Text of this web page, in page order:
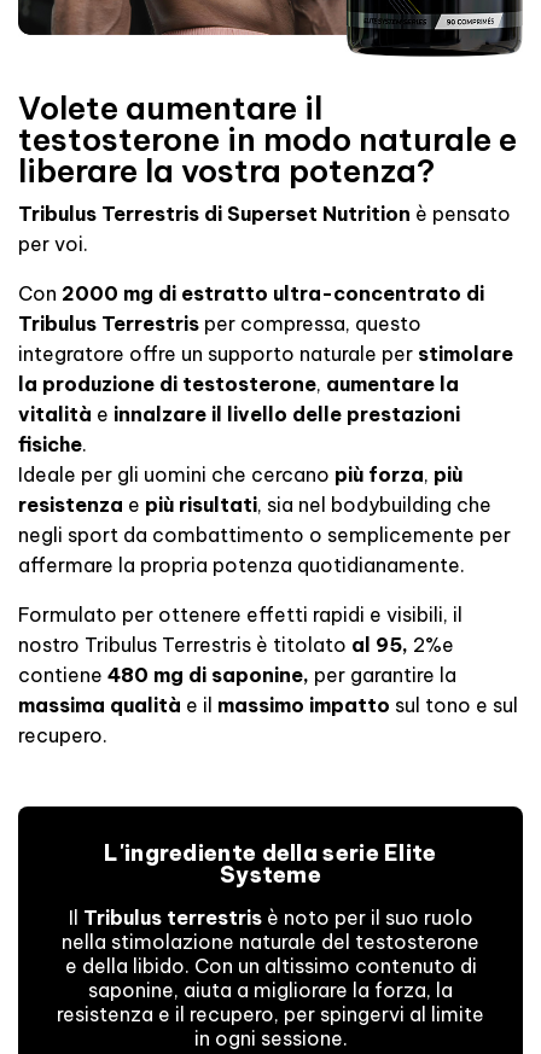
Volete aumentare il
testosterone in modo naturale e
liberare la vostra potenza?
Tribulus Terrestris di Superset Nutrition è pensato
per voi.
Con 2000 mg di estratto ultra-concentrato di
Tribulus Terrestris per compressa, questo
integratore offre un supporto naturale per stimolare
la produzione di testosterone, aumentare la
vitalità e innalzare il livello delle prestazioni
fisiche.
Ideale per gli uomini che cercano più forza, più
resistenza e più risultati, sia nel bodybuilding che
negli sport da combattimento o semplicemente per
affermare la propria potenza quotidianamente.
Formulato per ottenere effetti rapidi e visibili, il
nostro Tribulus Terrestris è titolato al 95, 2%e
contiene 480 mg di saponine, per garantire la
massima qualità e il massimo impatto sul tono e sul
recupero.
L'ingrediente della serie Elite
Systeme
Il Tribulus terrestris è noto per il suo ruolo
nella stimolazione naturale del testosterone
e della libido. Con un altissimo contenuto di
saponine, aiuta a migliorare la forza, la
resistenza e il recupero, per spingervi al limite
in ogni sessione.